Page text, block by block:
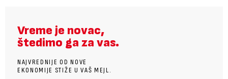
Vreme je novac,
štedimo ga za vas.
NAJVREDNIJE OD NOVE
EKONOMIJE STIŽE U VAŠ MEJL.